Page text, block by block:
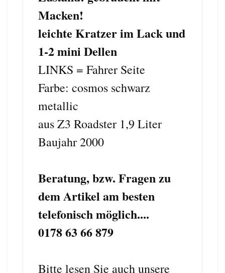
Macken!
leichte Kratzer im Lack und
1-2 mini Dellen
LINKS = Fahrer Seite
Farbe: cosmos schwarz
metallic
aus Z3 Roadster 1,9 Liter
Baujahr 2000
Beratung, bzw. Fragen zu
dem Artikel am besten
telefonisch möglich....
0178 63 66 879
Bitte lesen Sie auch unsere